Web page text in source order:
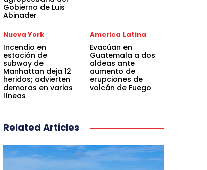
Gobierno de Luis
Abinader
Nueva York
Incendio en
estación de
subway de
Manhattan deja 12
heridos; advierten
demoras en varias
líneas
America Latina
Evacúan en
Guatemala a dos
aldeas ante
aumento de
erupciones de
volcán de Fuego
Related Articles